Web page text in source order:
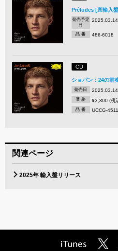
Préludes [直輸入
発売予定
日
2025.03.14
品 番 486-6018
CD
ショパン：24の前
発売日 2025.03.14
価 格 ¥3,300 (税
品 番 UCCG-
関連ページ
2025年 輸入盤リリース